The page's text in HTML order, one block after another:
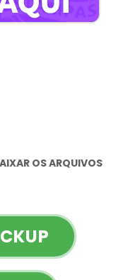
OS ARQUIVOS